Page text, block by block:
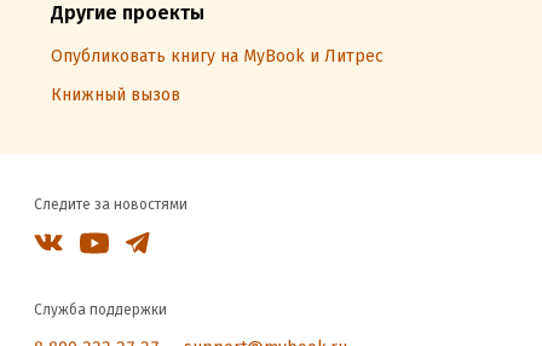
Другие проекты
Опубликовать книгу на MyBook и Литрес
Книжный вызов
Следите за новостями
Служба поддержки